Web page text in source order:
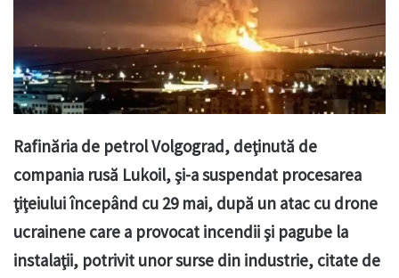
Rafinăria de petrol Volgograd, deţinută de
compania rusă Lukoil, şi-a suspendat procesarea
ţiţeiului începând cu 29 mai, după un atac cu drone
ucrainene care a provocat incendii şi pagube la
instalaţii, potrivit unor surse din industrie, citate de